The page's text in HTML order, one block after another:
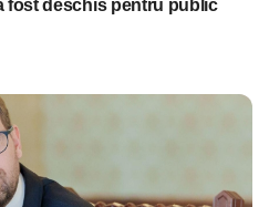
fost deschis pentru public